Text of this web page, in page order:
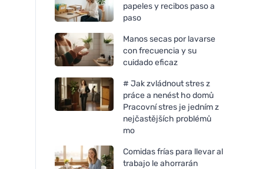
Bombus Raw protein Cocoa
Bombus Raw
papeles y recibos paso a
paso
Manos secas por lavarse
con frecuencia y su
cuidado eficaz
# Jak zvládnout stres z
práce a nenést ho domů
Pracovní stres je jedním z
nejčastějších problémů
mo
Comidas frías para llevar al
trabajo le ahorrarán